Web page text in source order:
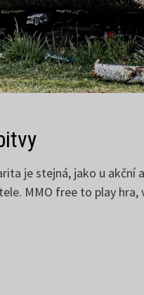
je stejná, jako u
MMO free to play